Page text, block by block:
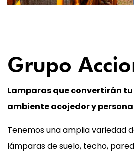
06
Grupo
Lamparas que convertirán
ambiente acojedor y
Tenemos una amplia variedad
lámparas de suelo, techo,